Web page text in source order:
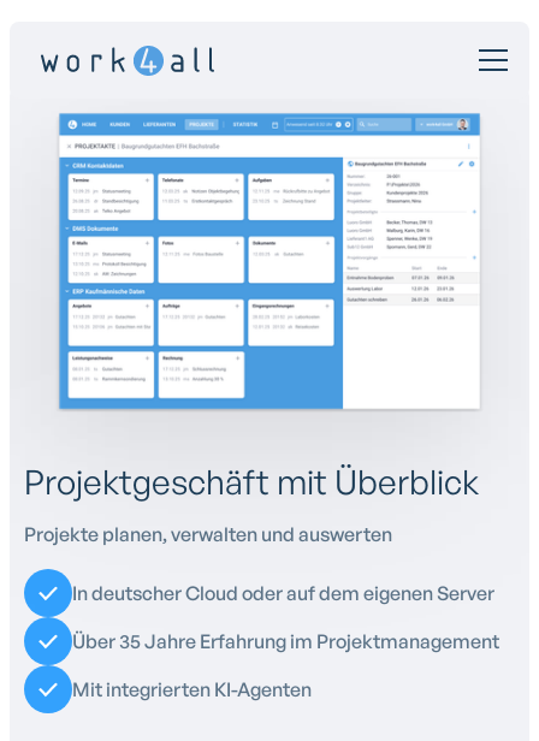
Projektgeschäft mit Überblick
Projekte planen, verwalten und auswerten
In deutscher Cloud oder auf dem eigenen Server
Über 35 Jahre Erfahrung im Projektmanagement
Mit integrierten KI-Agenten